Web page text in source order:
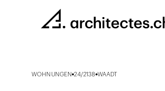
WOHNUNGEN 24/2138 WAADT